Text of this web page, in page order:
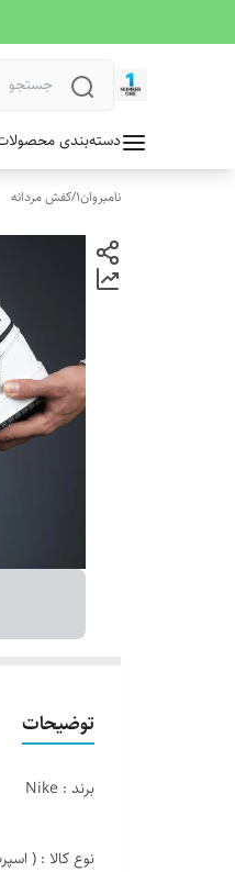
دسته‌بندی
نامبروان1 /کفش مردانه
توضیحات
برند : Nike
نوع کالا : (